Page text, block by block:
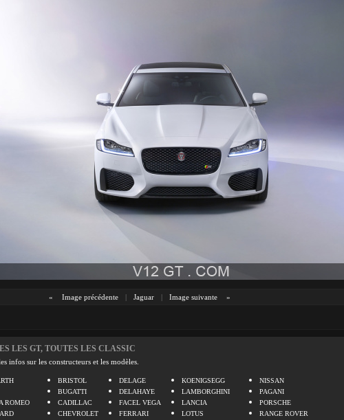
« Image précédente | Jaguar | Image suivante »
LES GT, TOUTES LES CLASSIC
infos sur les constructeurs et les modèles.
ROMEO
BRISTOL
BUGATTI
CADILLAC
CHEVROLET
DELAGE
DELAHAYE
FACEL VEGA
FERRARI
KOENIGSEGG
LAMBORGHINI
LANCIA
LOTUS
NISSAN
PAGANI
PORSCHE
RANGE ROVER